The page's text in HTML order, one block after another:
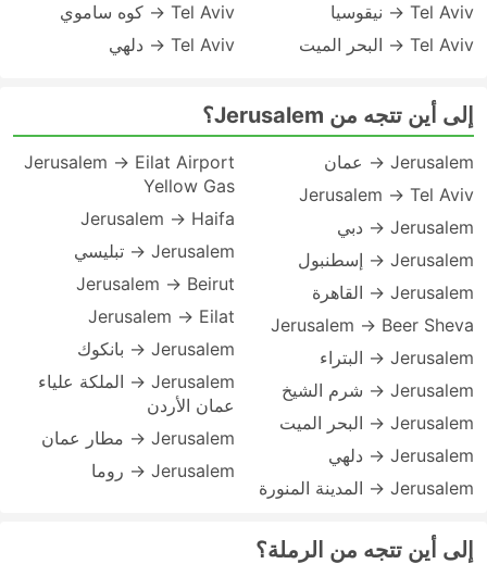
Tel Aviv → نيقوسيا
Tel Aviv → البحر الميت
Tel Aviv → كوه ساموي
Tel Aviv → دلهي
إلى أين تتجه من Jerusalem؟
Jerusalem → عمان
Jerusalem → Tel Aviv
Jerusalem → دبي
Jerusalem → إسطنبول
Jerusalem → القاهرة
Jerusalem → Beer Sheva
Jerusalem → البتراء
Jerusalem → شرم الشيخ
Jerusalem → البحر الميت
Jerusalem → دلهي
Jerusalem → المدينة المنورة
Jerusalem → Eilat Airport
Yellow Gas
Jerusalem → Haifa
Jerusalem → تبليسي
Jerusalem → Beirut
Jerusalem → Eilat
Jerusalem → بانكوك
Jerusalem → الملكة علياء
عمان الأردن
Jerusalem → مطار عمان
Jerusalem → روما
إلى أين تتجه من الرملة؟